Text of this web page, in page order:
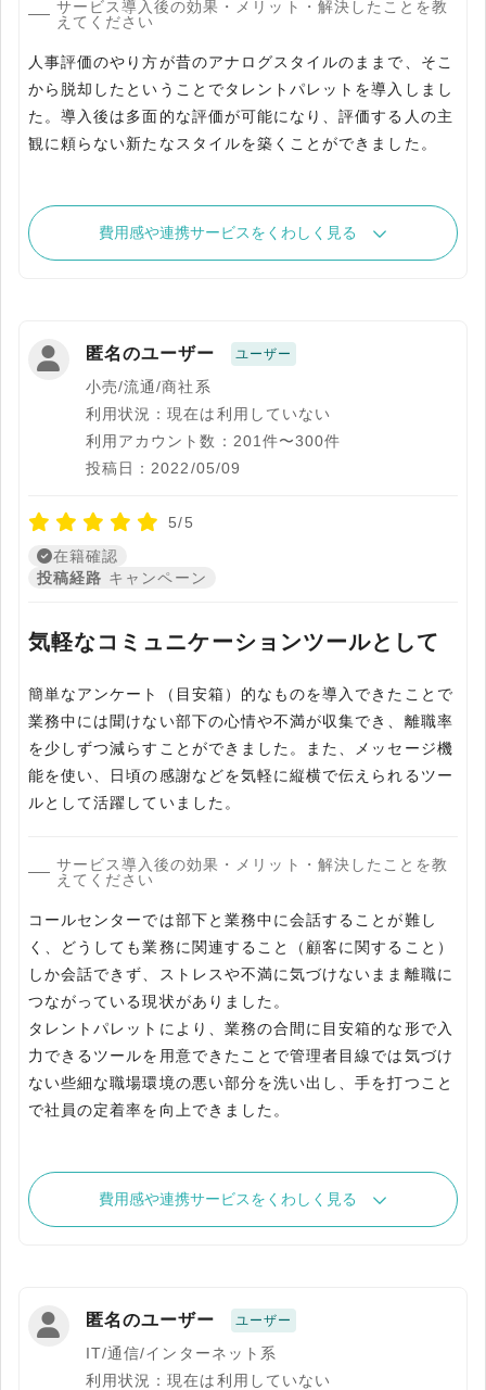
サービス導入後の効果・メリット・解決したことを教
えてください
人事評価のやり方が昔のアナログスタイルのままで、そこ
から脱却したということでタレントパレットを導入しまし
た。導入後は多面的な評価が可能になり、評価する人の主
観に頼らない新たなスタイルを築くことができました。
費用感や連携サービスをくわしく見る
匿名のユーザー ユーザー
小売/流通/商社系
利用状況：現在は利用していない
利用アカウント数：201件〜300件
投稿日：2022/05/09
5/5
在籍確認
投稿経路 キャンペーン
気軽なコミュニケーションツールとして
簡単なアンケート（目安箱）的なものを導入できたことで
業務中には聞けない部下の心情や不満が収集でき、離職率
を少しずつ減らすことができました。また、メッセージ機
能を使い、日頃の感謝などを気軽に縦横で伝えられるツー
ルとして活躍していました。
サービス導入後の効果・メリット・解決したことを教
えてください
コールセンターでは部下と業務中に会話することが難し
く、どうしても業務に関連すること（顧客に関すること）
しか会話できず、ストレスや不満に気づけないまま離職に
つながっている現状がありました。
タレントパレットにより、業務の合間に目安箱的な形で入
力できるツールを用意できたことで管理者目線では気づけ
ない些細な職場環境の悪い部分を洗い出し、手を打つこと
で社員の定着率を向上できました。
費用感や連携サービスをくわしく見る
匿名のユーザー ユーザー
IT/通信/インターネット系
利用状況：現在は利用していない